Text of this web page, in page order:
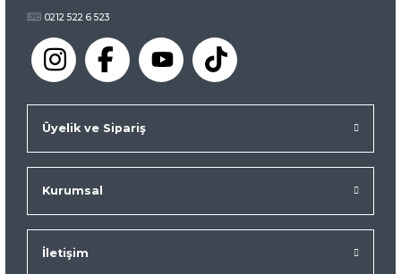
0212 522 6 523
Üyelik ve Sipariş
Kurumsal
İletişim